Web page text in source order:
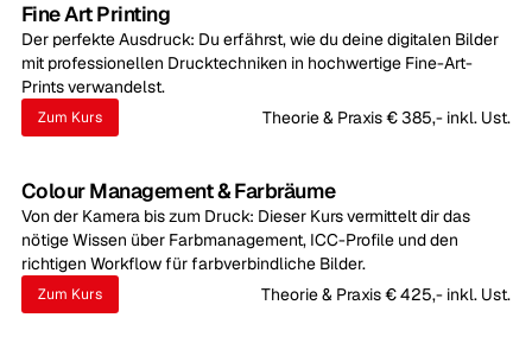
Fine Art Printing
Der perfekte Ausdruck: Du erfährst, wie du deine digitalen Bilder
mit professionellen Drucktechniken in hochwertige Fine-Art-
Prints verwandelst.
Zum Kurs Theorie & Praxis € 385,- inkl. Ust.
Colour Management & Farbräume
Von der Kamera bis zum Druck: Dieser Kurs vermittelt dir das
nötige Wissen über Farbmanagement, ICC-Profile und den
richtigen Workflow für farbverbindliche Bilder.
Zum Kurs Theorie & Praxis € 425,- inkl. Ust.